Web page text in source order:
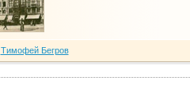
Тимофей Бегров